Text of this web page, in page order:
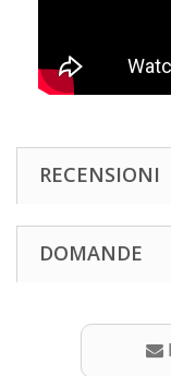
RECENSIONI
DOMANDE